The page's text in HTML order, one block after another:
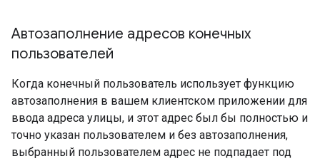
Автозаполнение адресов конечных
пользователей
Когда конечный пользователь использует функцию
автозаполнения в вашем клиентском приложении для
ввода адреса улицы, и этот адрес был бы полностью и
точно указан пользователем и без автозаполнения,
выбранный пользователем адрес не подпадает под